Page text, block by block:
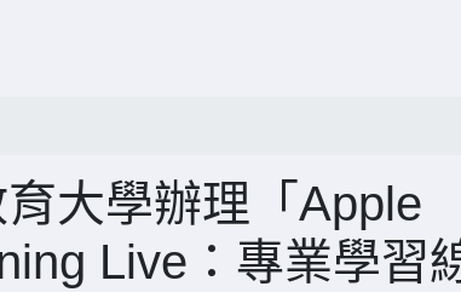
大學辦理「Apple
Live：專業學習